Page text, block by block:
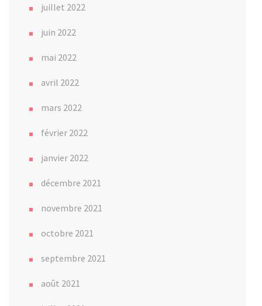
juillet 2022
juin 2022
mai 2022
avril 2022
mars 2022
février 2022
janvier 2022
décembre 2021
novembre 2021
octobre 2021
septembre 2021
août 2021